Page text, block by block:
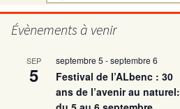
Évènements à venir
SEP
5
septembre 5 -septembre 6
Festival de l’ALbenc : 30
ans de l’avenir au naturel: